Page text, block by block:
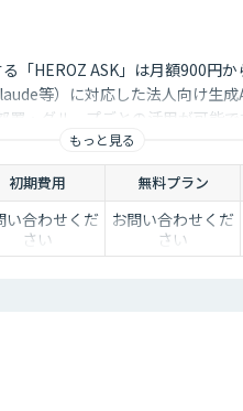
「HEROZ ASK」は月額900円
等）に対応した法人向け生成
署・グループごとの活用が可能で
やOCR、スライド生成等のオプ
の促進、定着までを伴走して支
もっと見る
初期費用 無料プラン
い合わせくだ
さい
お問い合わせくだ
さい